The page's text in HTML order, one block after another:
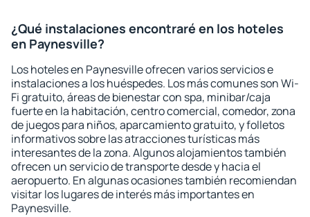
¿Qué instalaciones encontraré en los hoteles
en Paynesville?
Los hoteles en Paynesville ofrecen varios servicios e
instalaciones a los huéspedes. Los más comunes son Wi-
Fi gratuito, áreas de bienestar con spa, minibar/caja
fuerte en la habitación, centro comercial, comedor, zona
de juegos para niños, aparcamiento gratuito, y folletos
informativos sobre las atracciones turísticas más
interesantes de la zona. Algunos alojamientos también
ofrecen un servicio de transporte desde y hacia el
aeropuerto. En algunas ocasiones también recomiendan
visitar los lugares de interés más importantes en
Paynesville.